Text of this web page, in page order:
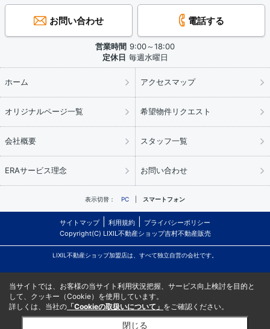
お問い合わせ 電話する
営業時間 9:00～18:00
定休日 毎週水曜日
ホーム アクセスマップ
オリジナルページ一覧 希望物件リクエスト
会社概要 スタッフ一覧
ERAサービス理念 お問い合わせ
表示切替： PC スマートフォン
サイトマップ 利用規約
プライバシーポリシー
Copyright(C) LIXIL不動産ショップ吉村不動産販売
LIXIL不動産ショップ加盟店は、すべて独立自営の会社です。
当サイトでは、お客様の当サイト利用状況把握、サービス向上検討を目的と
して、クッキー（Cookie）を使用しています。
詳しくは、当社の 「Cookieの取扱いについて」 をご確認ください。
閉じる